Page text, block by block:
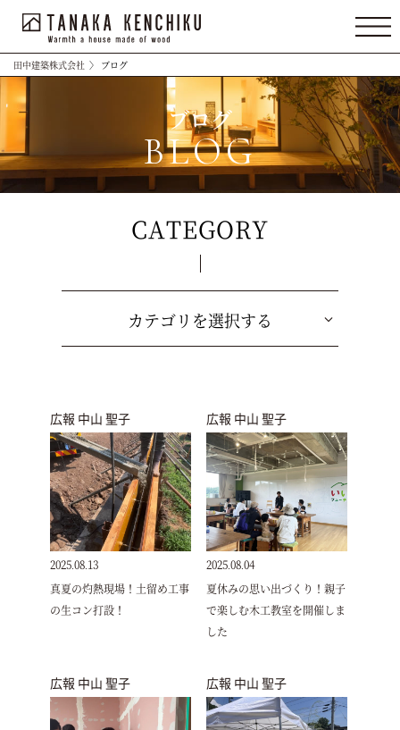
田中建築株式会社 〉 ブログ
ブログ
BLOG
CATEGORY
カテゴリを選択する
広報 中山 聖子
2025.08.13
真夏の灼熱現場！土留め工事
の生コン打設！
広報 中山 聖子
2025.08.04
夏休みの思い出づくり！親子
で楽しむ木工教室を開催しま
した
広報 中山 聖子 広報 中山 聖子